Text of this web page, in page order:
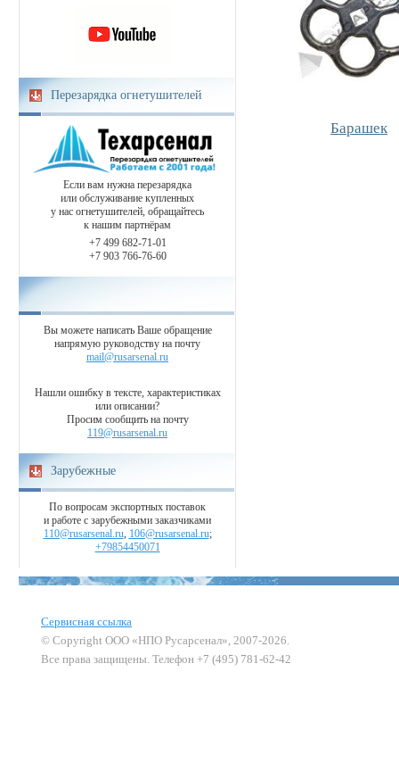
Перезарядка огнетушителей
Если вам нужна перезарядка
или обслуживание купленных
у нас огнетушителей, обращайтесь
к нашим партнёрам
+7 499 682-71-01
+7 903 766-76-60
Вы можете написать Ваше обращение
напрямую руководству на почту
mail@rusarsenal.ru
Нашли ошибку в тексте, характеристиках
или описании?
Просим сообщить на почту
119@rusarsenal.ru
Зарубежные
По вопросам экспортных поставок
и работе с зарубежными заказчиками
110@rusarsenal.ru, 106@rusarsenal.ru;
+79854450071
Барашек
Сервисная ссылка
© Copyright ООО «НПО Русарсенал», 2007-2026.
Все права защищены. Телефон +7 (495) 781-62-42